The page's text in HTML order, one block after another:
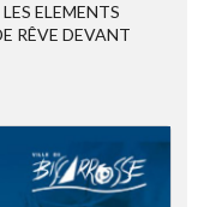
ELEMENTS
RÊVE DEVANT